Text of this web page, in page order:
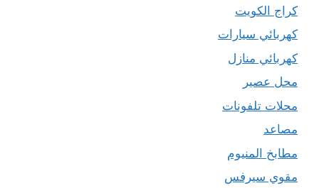
كراج الكويت
كهربائي سيارات
كهربائي منازل
محل عصير
محلات تلفونات
مصاعد
مطابخ المنيوم
مقوي سيرفس